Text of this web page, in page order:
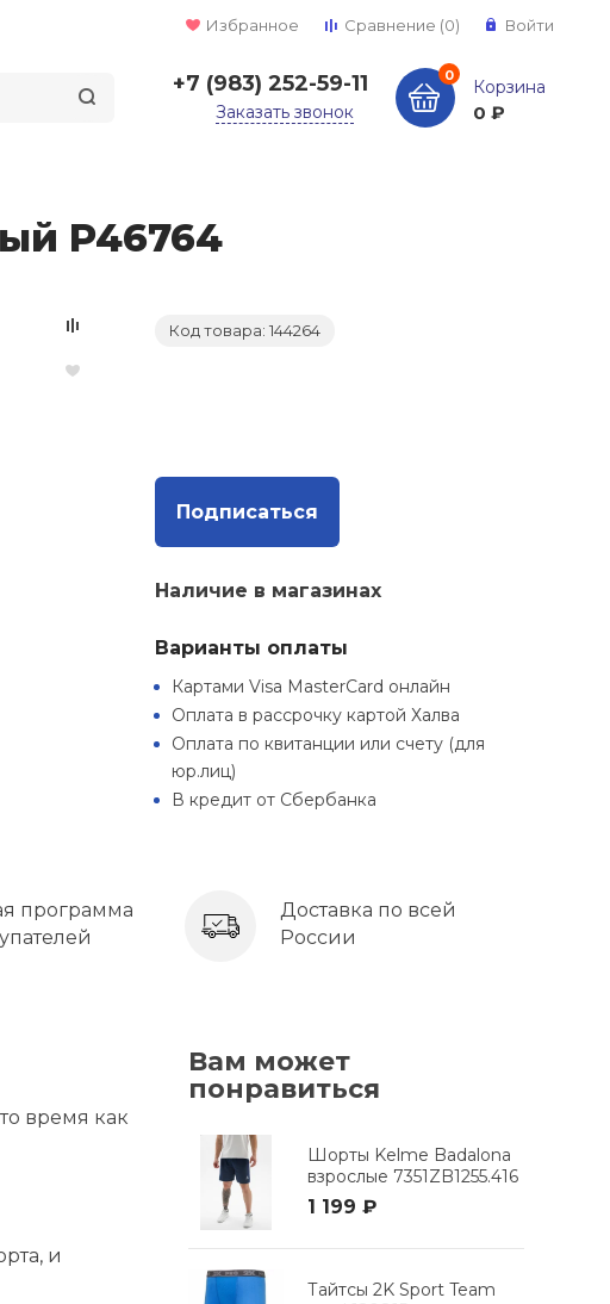
Избранное Сравнение (0) Войти
+7 (983) 252-59-11
Заказать звонок
0
Корзина
0 ₽
P46764
Код товара: 144264
Подписаться
Наличие в магазинах
Варианты оплаты
Картами Visa MasterCard онлайн
Оплата в рассрочку картой Халва
Оплата по квитанции или счету (для
юр.лиц)
В кредит от Сбербанка
программа
Доставка по всей
России
время как
и
Вам может
понравиться
Шорты Kelme Badalona
взрослые 7351ZB1255.416
1 199 ₽
Тайтсы 2K Sport Team